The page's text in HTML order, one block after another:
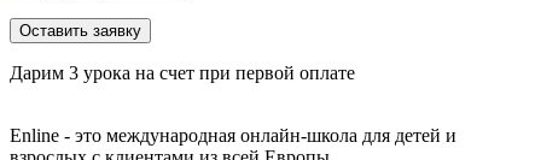
Дарим 3 урока на счет при первой оплате
Enline - это международная онлайн-школа для детей и